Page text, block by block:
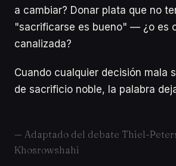
a cambiar? Donar plata que no
"sacrificarse es bueno" — ¿o es
canalizada?
Cuando cualquier decisión mala
de sacrificio noble, la palabra
— Adaptado del debate Thiel-
Khosrowshahi